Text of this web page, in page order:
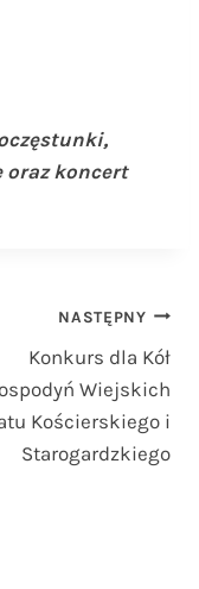
oraz koncert
NASTĘPNY
Konkurs dla Kół
Wiejskich
Kościerskiego i
Starogardzkiego